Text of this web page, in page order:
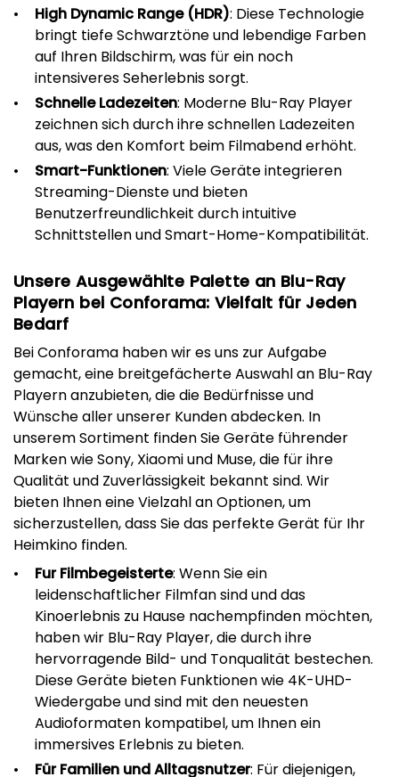
High Dynamic Range (HDR): Diese Technologie
bringt tiefe Schwarztöne und lebendige Farben
auf Ihren Bildschirm, was für ein noch
intensiveres Seherlebnis sorgt.
Schnelle Ladezeiten: Moderne Blu-Ray Player
zeichnen sich durch ihre schnellen Ladezeiten
aus, was den Komfort beim Filmabend erhöht.
Smart-Funktionen: Viele Geräte integrieren
Streaming-Dienste und bieten
Benutzerfreundlichkeit durch intuitive
Schnittstellen und Smart-Home-Kompatibilität.
Unsere Ausgewählte Palette an Blu-Ray
Playern bei Conforama: Vielfalt für Jeden
Bedarf
Bei Conforama haben wir es uns zur Aufgabe
gemacht, eine breitgefächerte Auswahl an Blu-Ray
Playern anzubieten, die die Bedürfnisse und
Wünsche aller unserer Kunden abdecken. In
unserem Sortiment finden Sie Geräte führender
Marken wie Sony, Xiaomi und Muse, die für ihre
Qualität und Zuverlässigkeit bekannt sind. Wir
bieten Ihnen eine Vielzahl an Optionen, um
sicherzustellen, dass Sie das perfekte Gerät für Ihr
Heimkino finden.
Fur Filmbegeisterte: Wenn Sie ein
leidenschaftlicher Filmfan sind und das
Kinoerlebnis zu Hause nachempfinden möchten,
haben wir Blu-Ray Player, die durch ihre
hervorragende Bild- und Tonqualität bestechen.
Diese Geräte bieten Funktionen wie 4K-UHD-
Wiedergabe und sind mit den neuesten
Audioformaten kompatibel, um Ihnen ein
immersives Erlebnis zu bieten.
Für Familien und Alltagsnutzer: Für diejenigen,